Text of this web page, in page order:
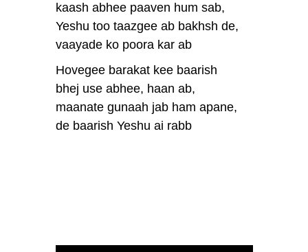
kaash abhee paaven hum sab,
Yeshu too taazgee ab bakhsh de,
vaayade ko poora kar ab
Hovegee barakat kee baarish
bhej use abhee, haan ab,
maanate gunaah jab ham apane,
de baarish Yeshu ai rabb